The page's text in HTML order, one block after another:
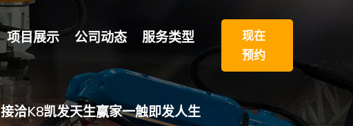
项目展示 公司动态 服务类型
接洽k8凯发天生赢家一触即发人生
现在
预约